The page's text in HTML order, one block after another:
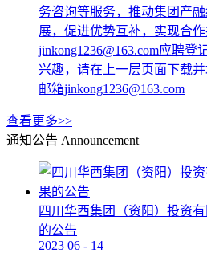
务咨询等服务，推动集团产
展，促进优势互补，实现合
jinkong1236@163.com应聘登
兴趣，请在上一层页面下载
邮箱jinkong1236@163.com
查看更多>>
通知公告 Announcement
四川华西集团（资阳）投资
的公告
2023 06 - 14